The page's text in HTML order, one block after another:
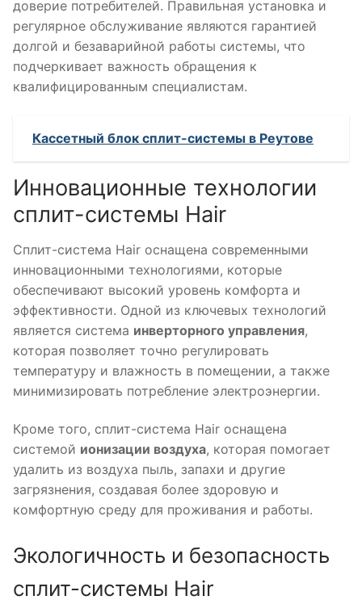
доверие потребителей. Правильная установка и
регулярное обслуживание являются гарантией
долгой и безаварийной работы системы, что
подчеркивает важность обращения к
квалифицированным специалистам.
Кассетный блок сплит-системы в Реутове
Инновационные технологии
сплит-системы Hair
Сплит-система Hair оснащена современными
инновационными технологиями, которые
обеспечивают высокий уровень комфорта и
эффективности. Одной из ключевых технологий
является система инверторного управления,
которая позволяет точно регулировать
температуру и влажность в помещении, а также
минимизировать потребление электроэнергии.
Кроме того, сплит-система Hair оснащена
системой ионизации воздуха, которая помогает
удалить из воздуха пыль, запахи и другие
загрязнения, создавая более здоровую и
комфортную среду для проживания и работы.
Экологичность и безопасность
сплит-системы Hair